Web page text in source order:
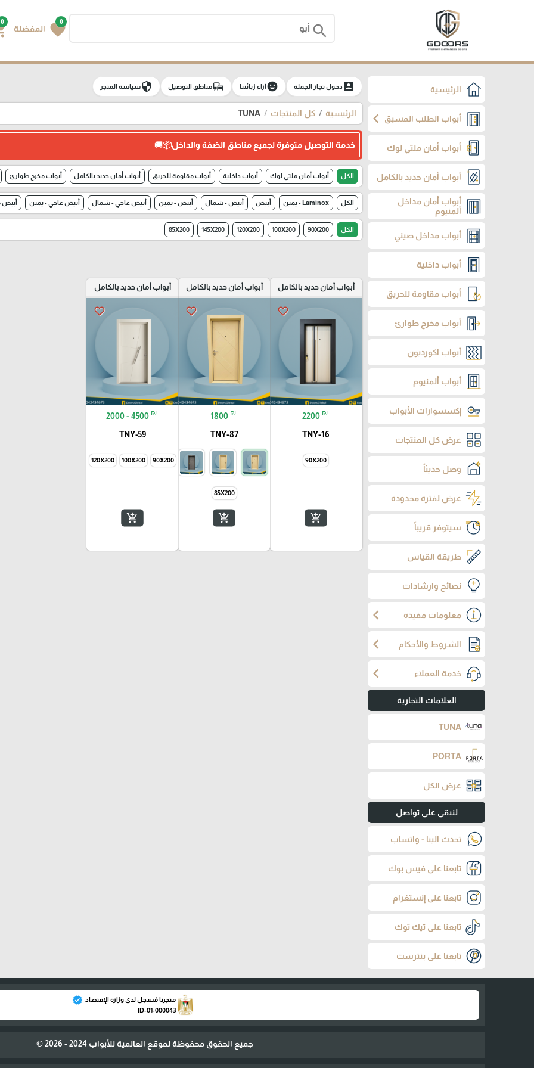
search
0
favorite المفضلة
0
الرئيسية
أبواب الطلب المسبقchevron_left
أبواب أمان ملتي لوك
أبواب أمان حديد بالكامل
أبواب أمان مداخل
ألمنيوم
أبواب مداخل صيني
أبواب داخلية
أبواب مقاومة للحريق
أبواب مخرج طوارئ
أبواب اكورديون
أبواب ألمنيوم
إكسسوارات الأبواب
عرض كل المنتجات
وصل حديثاً
عرض لفترة محدودة
سيتوفر قريباً
طريقة القياس
نصائح وارشادات
معلومات مفيده chevron_left
الشروط والأحكام chevron_left
خدمة العملاء chevron_left
العلامات التجارية
TUNA
PORTA
عرض الكل
لنبقى على تواصل
تحدث الينا - واتساب
تابعنا على فيس بوك
تابعنا على إنستغرام
تابعنا على تيك توك
تابعنا على بنترست
account_boxدخول تجار الجملة emoji_emotionsآراء زبائننا commuteمناطق التوصيل securityسياسة المتجر
الرئيسية كل المنتجات TUNA
خدمة التوصيل متوفرة لجميع مناطق الضفة والداخل📦🚚
الكل أبواب أمان ملتي لوك أبواب داخلية أبواب مقاومة للحريق أبواب أمان حديد بالكامل أبواب مخرج طوارئ
الكل Laminox - يمين أبيض أبيض - شمال أبيض - يمين أبيض عاجي - شمال أبيض عاجي - يمين
الكل 90X200
100X200
120X200
145X200
85X200
أبواب أمان حديد بالكامل
favorite_border
2200 ₪
TNY-16
90X200
add_shopping_cart
أبواب أمان حديد بالكامل
favorite_border
1800 ₪
TNY-87
85X200
add_shopping_cart
أبواب أمان حديد بالكامل
favorite_border
2000 - 4500 ₪
TNY-59
90X200
100X200
120X200
add_shopping_cart
متجرنا مُسجل لدى وزارة الإقتصاد verified
ID-01-000043
جميع الحقوق محفوظة لموقع العالمية للأبواب 2024 - 2026 ©